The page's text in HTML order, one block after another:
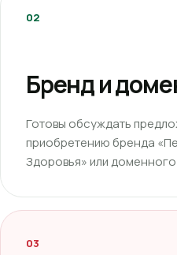
02
Бренд и
Готовы обсуждать
приобретению бренда
Здоровья» или доменного
03